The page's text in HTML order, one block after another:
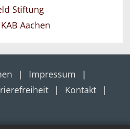
Stiftung
Aachen
Impressum
Kontakt